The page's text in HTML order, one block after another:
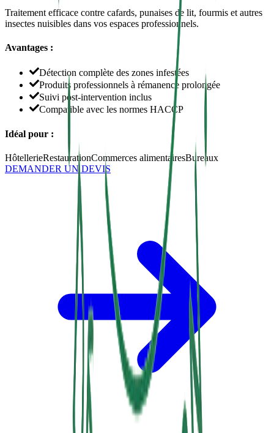
Traitement efficace contre cafards, punaises de lit, fourmis et autres
insectes nuisibles dans vos espaces professionnels.
Avantages :
Détection complète des zones infestées
Produits professionnels à rémanence prolongée
Suivi post-intervention inclus
Compatible avec les normes HACCP
Idéal pour :
HôtellerieRestaurationCommerces alimentairesBureaux
DEMANDER UN DEVIS